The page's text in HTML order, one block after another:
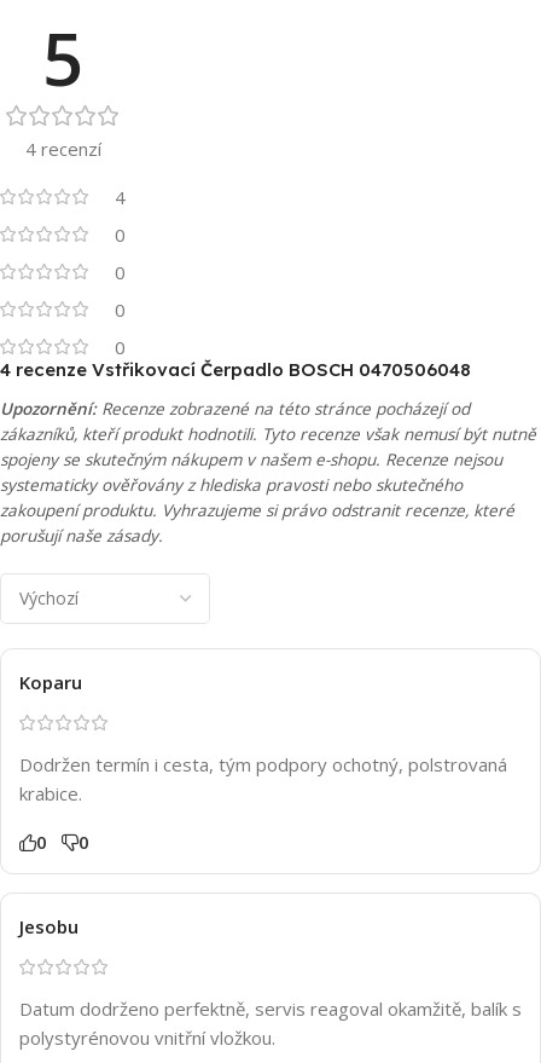
5
4 recenzí
4
0
0
0
0
4 recenze Vstřikovací Čerpadlo BOSCH 0470506048
Upozornění:Recenze zobrazené na této stránce pocházejí od
zákazníků, kteří produkt hodnotili. Tyto recenze však nemusí být nutně
spojeny se skutečným nákupem v našem e-shopu. Recenze nejsou
systematicky ověřovány z hlediska pravosti nebo skutečného
zakoupení produktu. Vyhrazujeme si právo odstranit recenze, které
porušují naše zásady.
Koparu
Dodržen termín i cesta, tým podpory ochotný, polstrovaná
krabice.
0 0
Jesobu
Datum dodrženo perfektně, servis reagoval okamžitě, balík s
polystyrénovou vnitřní vložkou.